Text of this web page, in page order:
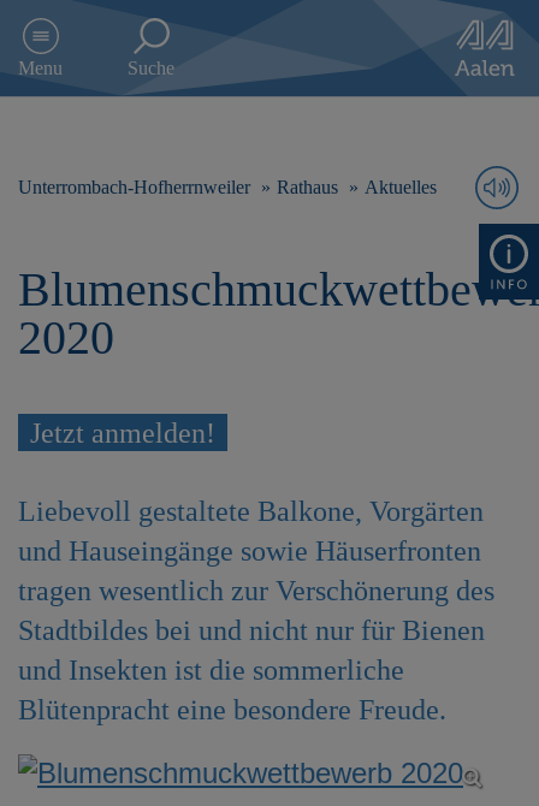
e
Menu Suche
Unterrombach-Hofherrnweiler Rathaus Aktuelles
2020
Jetzt anmelden!
Liebevoll gestaltete Balkone, Vorgärten
und Hauseingänge sowie Häuserfronten
tragen wesentlich zur Verschönerung des
Stadtbildes bei und nicht nur für Bienen
und Insekten ist die sommerliche
Blütenpracht eine besondere Freude.